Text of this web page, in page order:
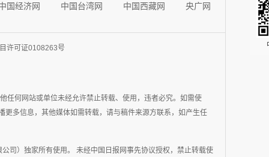
国经济网 中国台湾网 中国西藏网 央广网
许可证0108263号
任何网站或单位未经允许禁止转载、使用，违者必究。如需使
多信息，其他媒体如需转载，请与稿件来源方联系，如产生任
司）独家所有使用。 未经中国日报网事先协议授权，禁止转载使